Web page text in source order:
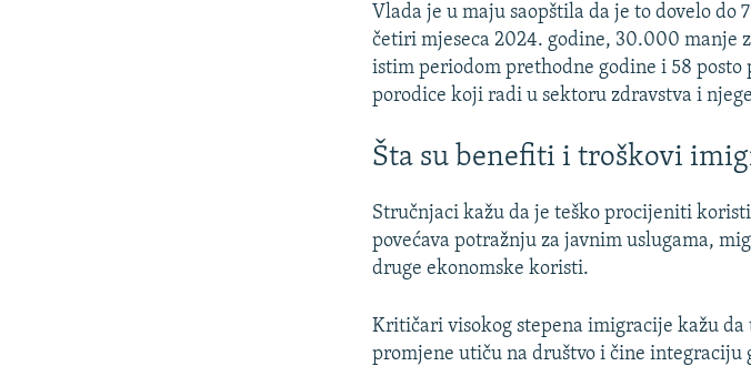
Vlada je u maju saopštila da je to dovelo do
četiri mjeseca 2024. godine, 30.000 manje
istim periodom prethodne godine i 58 posto
porodice koji radi u sektoru zdravstva i
Šta su benefiti i troškovi
Stručnjaci kažu da je teško procijeniti
povećava potražnju za javnim uslugama,
druge ekonomske koristi.
Kritičari visokog stepena imigracije kažu
promjene utiču na društvo i čine integraciju